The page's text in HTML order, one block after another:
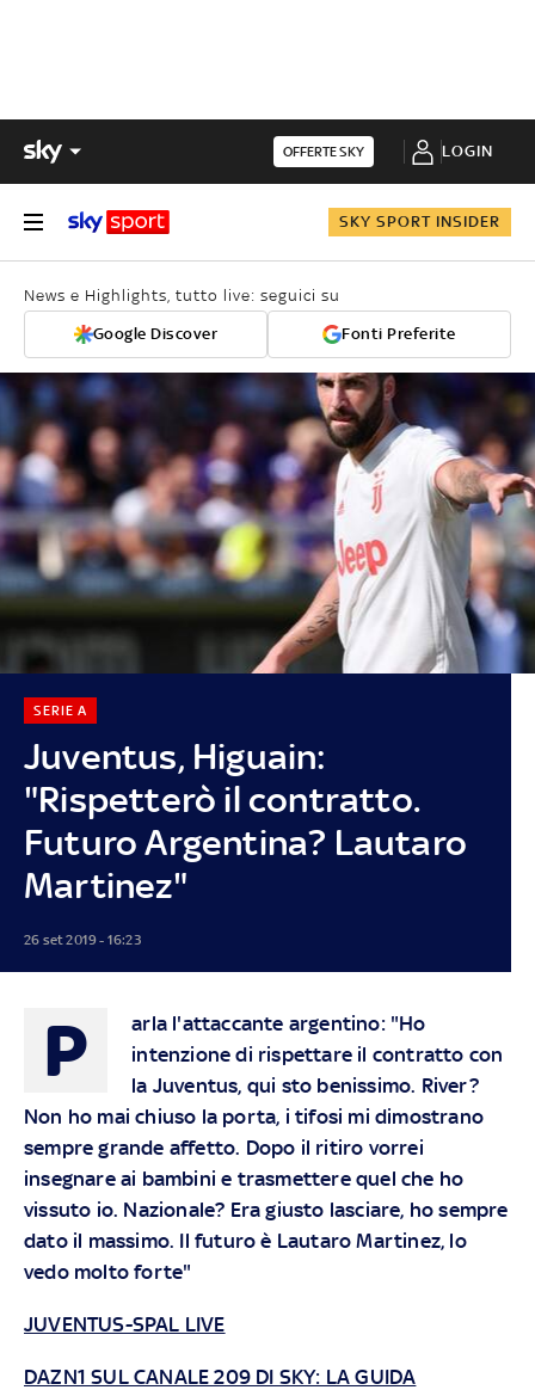
OFFERTE SKY LOGIN
SKY SPORT INSIDER
News e Highlights, tutto live: seguici su
Google Discover Fonti Preferite
Juventus, Higuain:
"Rispetterò il contratto.
Futuro Argentina? Lautaro
Martinez"
SERIE A
26 set 2019 - 16:23
P
arla l'attaccante argentino: "Ho
intenzione di rispettare il contratto con
la Juventus, qui sto benissimo. River?
Non ho mai chiuso la porta, i tifosi mi dimostrano
sempre grande affetto. Dopo il ritiro vorrei
insegnare ai bambini e trasmettere quel che ho
vissuto io. Nazionale? Era giusto lasciare, ho sempre
dato il massimo. Il futuro è Lautaro Martinez, lo
vedo molto forte"
JUVENTUS-SPAL LIVE
DAZN1 SUL CANALE 209 DI SKY: LA GUIDA